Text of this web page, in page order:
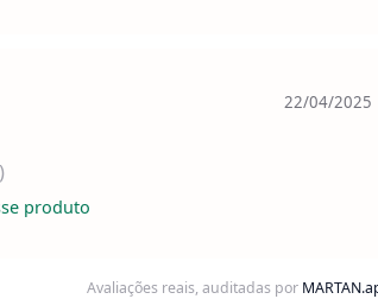
22/04/2025
produto
Avaliações reais, auditadas por